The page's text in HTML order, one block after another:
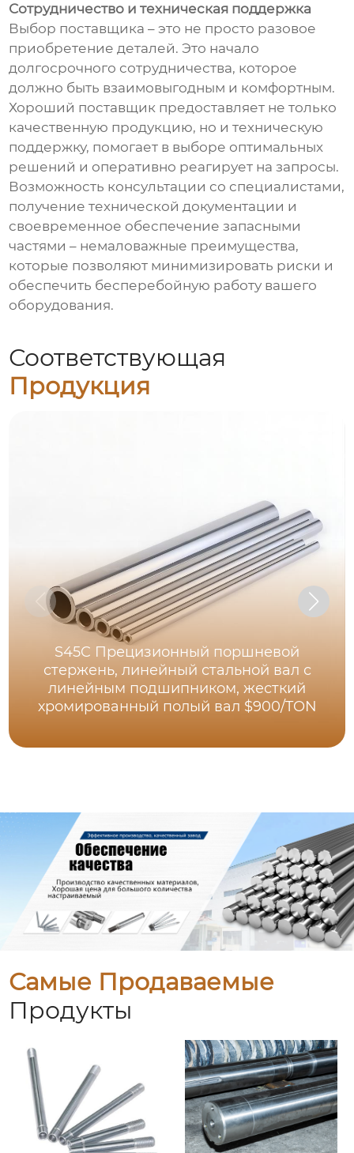
Сотрудничество и техническая поддержка
Выбор поставщика – это не просто разовое
приобретение деталей. Это начало
долгосрочного сотрудничества, которое
должно быть взаимовыгодным и комфортным.
Хороший поставщик предоставляет не только
качественную продукцию, но и техническую
поддержку, помогает в выборе оптимальных
решений и оперативно реагирует на запросы.
Возможность консультации со специалистами,
получение технической документации и
своевременное обеспечение запасными
частями – немаловажные преимущества,
которые позволяют минимизировать риски и
обеспечить бесперебойную работу вашего
оборудования.
Соответствующая
Продукция
S45C Прецизионный поршневой
стержень, линейный стальной вал с
линейным подшипником, жесткий
хромированный полый вал $900/TON
Самые Продаваемые
Продукты